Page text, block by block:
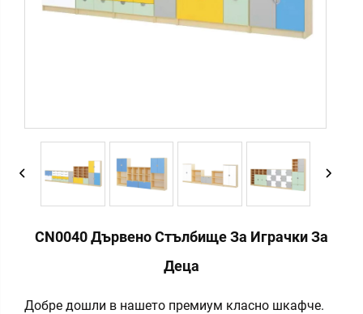
CN0040 Дървено Стълбище За Играчки За
Деца
Добре дошли в нашето премиум класно шкафче.